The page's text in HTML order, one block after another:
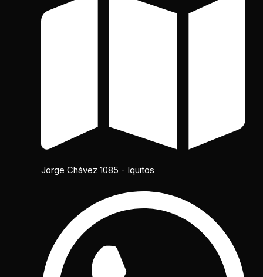
Jorge Chávez 1085 - Iquitos